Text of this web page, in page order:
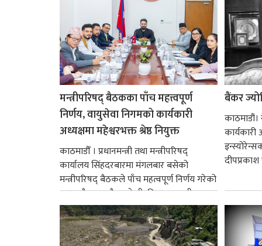
मन्त्रीपरिषद् बैठकका पाँच महत्त्वपूर्ण
निर्णय, वायुसेवा निगमको कार्यकारी
अध्यक्षमा महेश्वरभक्त श्रेष्ठ नियुक्त
काठमाडौँ । प्रधानमन्त्री तथा मन्त्रीपरिषद्
कार्यालय सिंहदरबारमा मंगलबार बसेको
मन्त्रीपरिषद् बैठकले पाँच महत्वपूर्ण निर्णय गरेको
छ । यसैक्रममा बैडकले बीउबिजनसम्बन्धी...
बैंकर